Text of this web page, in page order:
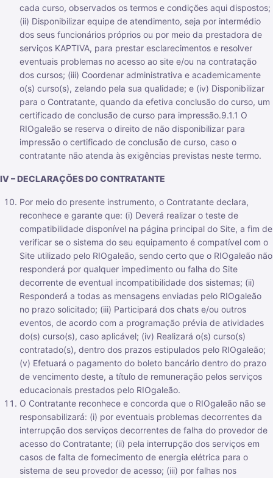
cada curso, observados os termos e condições aqui dispostos;
(ii) Disponibilizar equipe de atendimento, seja por intermédio
dos seus funcionários próprios ou por meio da prestadora de
serviços KAPTIVA, para prestar esclarecimentos e resolver
eventuais problemas no acesso ao site e/ou na contratação
dos cursos; (iii) Coordenar administrativa e academicamente
o(s) curso(s), zelando pela sua qualidade; e (iv) Disponibilizar
para o Contratante, quando da efetiva conclusão do curso, um
certificado de conclusão de curso para impressão.9.1.1 O
RIOgaleão se reserva o direito de não disponibilizar para
impressão o certificado de conclusão de curso, caso o
contratante não atenda às exigências previstas neste termo.
IV – DECLARAÇÕES DO CONTRATANTE
Por meio do presente instrumento, o Contratante declara,
reconhece e garante que: (i) Deverá realizar o teste de
compatibilidade disponível na página principal do Site, a fim de
verificar se o sistema do seu equipamento é compatível com o
Site utilizado pelo RIOgaleão, sendo certo que o RIOgaleão não
responderá por qualquer impedimento ou falha do Site
decorrente de eventual incompatibilidade dos sistemas; (ii)
Responderá a todas as mensagens enviadas pelo RIOgaleão
no prazo solicitado; (iii) Participará dos chats e/ou outros
eventos, de acordo com a programação prévia de atividades
do(s) curso(s), caso aplicável; (iv) Realizará o(s) curso(s)
contratado(s), dentro dos prazos estipulados pelo RIOgaleão;
(v) Efetuará o pagamento do boleto bancário dentro do prazo
de vencimento deste, a título de remuneração pelos serviços
educacionais prestados pelo RIOgaleão.
O Contratante reconhece e concorda que o RIOgaleão não se
responsabilizará: (i) por eventuais problemas decorrentes da
interrupção dos serviços decorrentes de falha do provedor de
acesso do Contratante; (ii) pela interrupção dos serviços em
casos de falta de fornecimento de energia elétrica para o
sistema de seu provedor de acesso; (iii) por falhas nos